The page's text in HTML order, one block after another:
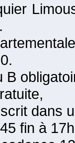
B
dans
fin à